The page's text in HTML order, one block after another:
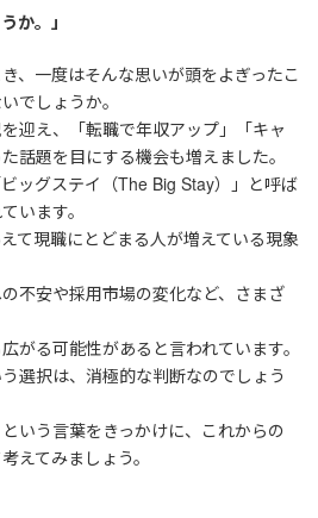
か。」
、一度はそんな思いが頭をよぎったこ
でしょうか。
迎え、「転職で年収アップ」「キャ
話題を目にする機会も増えました。
ッグステイ（The Big Stay）」と呼ば
います。
て現職にとどまる人が増えている現象
不安や採用市場の変化など、さまざ
がる可能性があると言われています。
選択は、消極的な判断なのでしょう
いう言葉をきっかけに、これからの
えてみましょう。